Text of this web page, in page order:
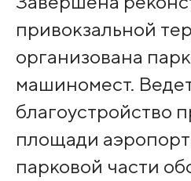
привокзальной
организована
машиномест.
благоустройство
площади
парковой части